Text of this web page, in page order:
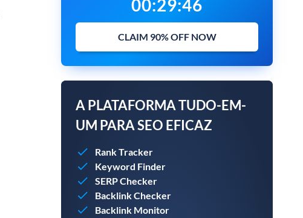
00:29:45
CLAIM 90% OFF NOW
A PLATAFORMA TUDO-EM-
UM PARA SEO EFICAZ
Rank Tracker
Keyword Finder
SERP Checker
Backlink Checker
Backlink Monitor